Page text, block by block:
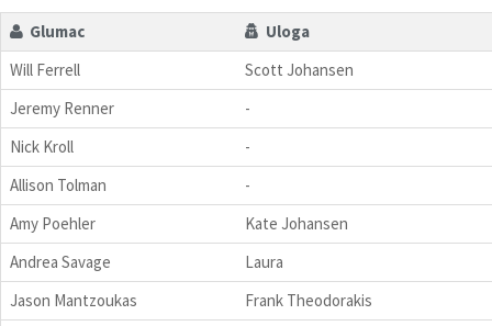
Glumac
Uloga
Will Ferrell
Scott Johansen
Jeremy Renner
-
Nick Kroll
-
Allison Tolman
-
Amy Poehler
Kate Johansen
Andrea Savage
Laura
Jason Mantzoukas
Frank Theodorakis